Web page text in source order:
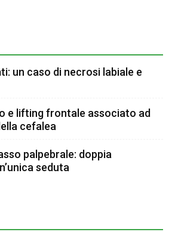
un caso di necrosi labiale e
e lifting frontale associato ad
cefalea
palpebrale: doppia
seduta